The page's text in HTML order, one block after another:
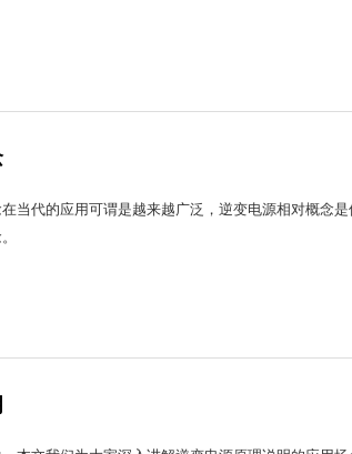
当代的应用可谓是越来越广泛，逆变电源相对概念